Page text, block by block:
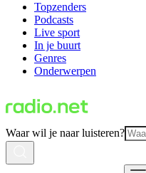
Topzenders
Podcasts
Live sport
In je buurt
Genres
Onderwerpen
Waar wil je naar luisteren?